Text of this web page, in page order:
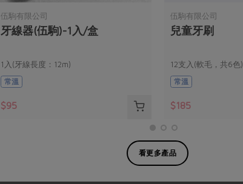
伍駒有限公司
牙線器(伍駒)-1入/盒
1入(牙線長度：12m)
常溫
$95
伍駒有限公司
兒童牙刷
12支入(軟毛，共6色)
常溫
$185
看更多產品